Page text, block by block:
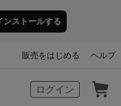
ンストールする
販売をはじめる ヘルプ
ログイン